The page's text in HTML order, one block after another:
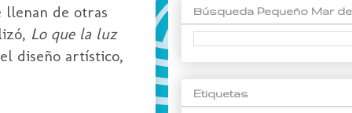
llenan de otras
Lo que la luz
diseño artístico,
Búsqueda Pequeño Mar
Etiquetas